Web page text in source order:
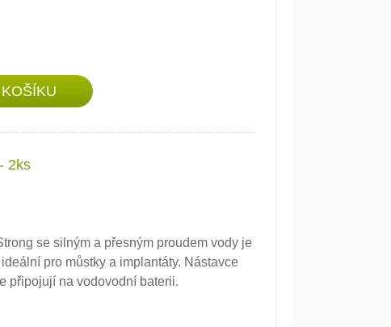
2ks
se silným a přesným proudem vody je
pro můstky a implantáty. Nástavce
připojují na vodovodní baterii.